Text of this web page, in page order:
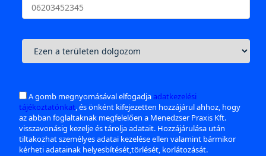
A gomb megnyomásával elfogadjaadatkezelési
tájékoztatónkat, és önként kifejezetten hozzájárul ahhoz, hogy
az abban foglaltaknak megfelelően a Menedzser Praxis Kft.
visszavonásig kezelje és tárolja adatait. Hozzájárulása után
tiltakozhat személyes adatai kezelése ellen valamint bármikor
kérheti adatainak helyesbítését,törlését, korlátozását.